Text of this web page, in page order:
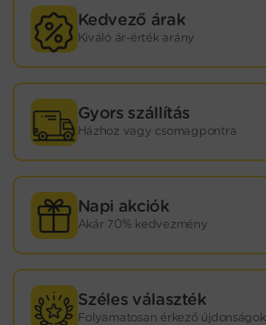
Kedvező árak
Kiváló ár-érték arány
Gyors szállítás
Házhoz vagy csomagpontra
Napi akciók
Akár 70% kedvezmény
Széles választék
Folyamatosan érkező újdonságok